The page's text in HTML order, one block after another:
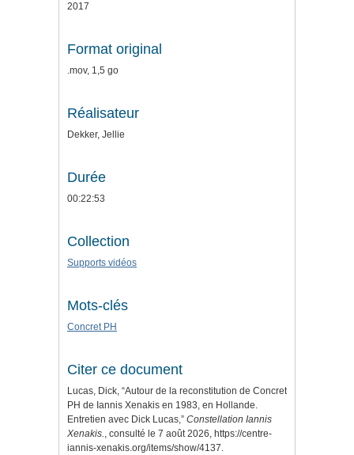
2017
Format original
.mov, 1,5 go
Réalisateur
Dekker, Jellie
Durée
00:22:53
Collection
Supports vidéos
Mots-clés
Concret PH
Citer ce document
Lucas, Dick, “Autour de la reconstitution de Concret
PH de Iannis Xenakis en 1983, en Hollande.
Entretien avec Dick Lucas,” Constellation Iannis
Xenakis., consulté le 7 août 2026, https://centre-
iannis-xenakis.org/items/show/4137.